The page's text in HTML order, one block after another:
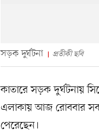
সড়ক দুর্ঘটনা প্রতীকী ছবি
কাতারে সড়ক দুর্ঘটনায়
এলাকায় আজ রোববার
পেরেছেন।